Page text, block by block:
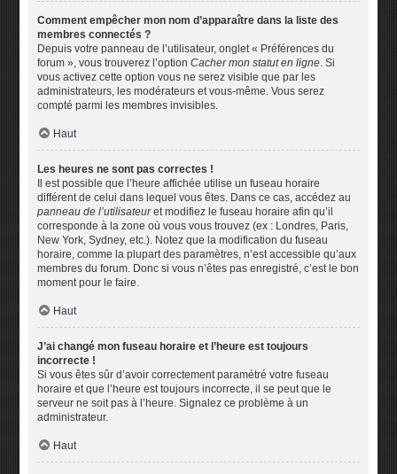
Comment empêcher mon nom d’apparaître dans la liste des
membres connectés ?
Depuis votre panneau de l’utilisateur, onglet « Préférences du
forum », vous trouverez l’optionCacher mon statut en ligne. Si
vous activez cette option vous ne serez visible que par les
administrateurs, les modérateurs et vous-même. Vous serez
compté parmi les membres invisibles.
Haut
Les heures ne sont pas correctes !
Il est possible que l’heure affichée utilise un fuseau horaire
différent de celui dans lequel vous êtes. Dans ce cas, accédez au
panneau de l’utilisateuret modifiez le fuseau horaire afin qu’il
corresponde à la zone où vous vous trouvez (ex : Londres, Paris,
New York, Sydney, etc.). Notez que la modification du fuseau
horaire, comme la plupart des paramètres, n’est accessible qu’aux
membres du forum. Donc si vous n’êtes pas enregistré, c’est le bon
moment pour le faire.
Haut
J’ai changé mon fuseau horaire et l’heure est toujours
incorrecte !
Si vous êtes sûr d’avoir correctement paramétré votre fuseau
horaire et que l’heure est toujours incorrecte, il se peut que le
serveur ne soit pas à l’heure. Signalez ce problème à un
administrateur.
Haut